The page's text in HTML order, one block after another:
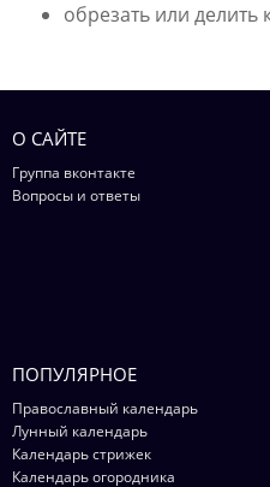
обрезать или делить
О САЙТЕ
Группа вконтакте
Вопросы и ответы
ПОПУЛЯРНОЕ
Православный календарь
Лунный календарь
Календарь стрижек
Календарь огородника